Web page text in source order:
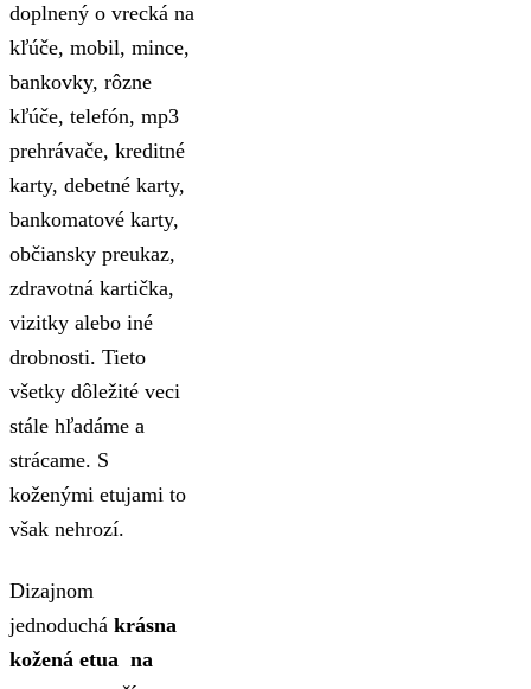
doplnený o vrecká na
kľúče, mobil, mince,
bankovky, rôzne
kľúče, telefón, mp3
prehrávače, kreditné
karty, debetné karty,
bankomatové karty,
občiansky preukaz,
zdravotná kartička,
vizitky alebo iné
drobnosti. Tieto
všetky dôležité veci
stále hľadáme a
strácame. S
koženými etujami to
však nehrozí.
Dizajnom
jednoduchá krásna
kožená etua na